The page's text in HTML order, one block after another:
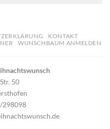
KONTAKT
WUNSCHBAUM ANMELDEN
50
298098